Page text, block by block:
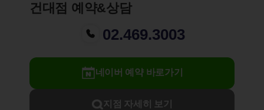
건대점 예약&상담
02.469.3003
네이버 예약 바로가기
지점 자세히 보기